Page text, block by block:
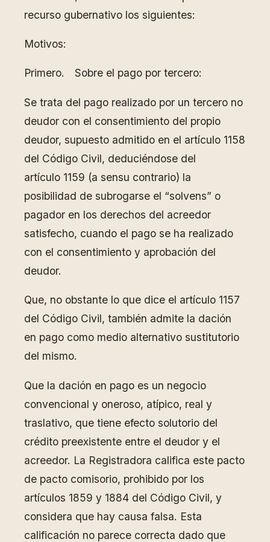
recurso gubernativo los siguientes:
Motivos:
Primero. Sobre el pago por tercero:
Se trata del pago realizado por un tercero no
deudor con el consentimiento del propio
deudor, supuesto admitido en el artículo 1158
del Código Civil, deduciéndose del
artículo 1159 (a sensu contrario) la
posibilidad de subrogarse el “solvens” o
pagador en los derechos del acreedor
satisfecho, cuando el pago se ha realizado
con el consentimiento y aprobación del
deudor.
Que, no obstante lo que dice el artículo 1157
del Código Civil, también admite la dación
en pago como medio alternativo sustitutorio
del mismo.
Que la dación en pago es un negocio
convencional y oneroso, atípico, real y
traslativo, que tiene efecto solutorio del
crédito preexistente entre el deudor y el
acreedor. La Registradora califica este pacto
de pacto comisorio, prohibido por los
artículos 1859 y 1884 del Código Civil, y
considera que hay causa falsa. Esta
calificación no parece correcta dado que